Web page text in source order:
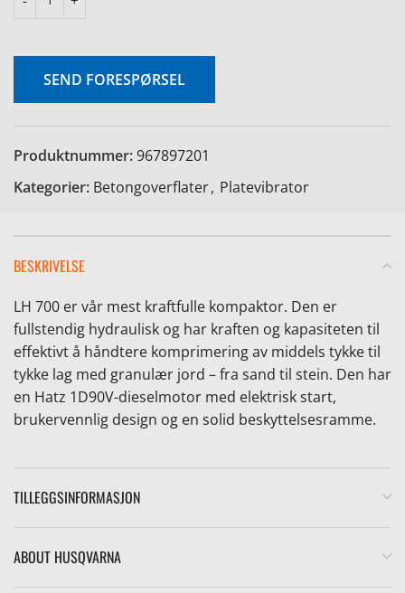
SEND FORESPØRSEL
Produktnummer:967897201
Kategorier: Betongoverflater, Platevibrator
BESKRIVELSE
LH 700 er vår mest kraftfulle kompaktor. Den er
fullstendig hydraulisk og har kraften og kapasiteten til
effektivt å håndtere komprimering av middels tykke til
tykke lag med granulær jord – fra sand til stein. Den har
en Hatz 1D90V-dieselmotor med elektrisk start,
brukervennlig design og en solid beskyttelsesramme.
TILLEGGSINFORMASJON
ABOUT HUSQVARNA